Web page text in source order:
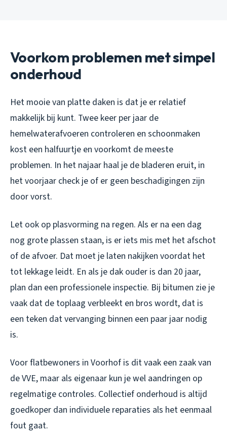
Voorkom problemen met simpel
onderhoud
Het mooie van platte daken is dat je er relatief
makkelijk bij kunt. Twee keer per jaar de
hemelwaterafvoeren controleren en schoonmaken
kost een halfuurtje en voorkomt de meeste
problemen. In het najaar haal je de bladeren eruit, in
het voorjaar check je of er geen beschadigingen zijn
door vorst.
Let ook op plasvorming na regen. Als er na een dag
nog grote plassen staan, is er iets mis met het afschot
of de afvoer. Dat moet je laten nakijken voordat het
tot lekkage leidt. En als je dak ouder is dan 20 jaar,
plan dan een professionele inspectie. Bij bitumen zie je
vaak dat de toplaag verbleekt en bros wordt, dat is
een teken dat vervanging binnen een paar jaar nodig
is.
Voor flatbewoners in Voorhof is dit vaak een zaak van
de VVE, maar als eigenaar kun je wel aandringen op
regelmatige controles. Collectief onderhoud is altijd
goedkoper dan individuele reparaties als het eenmaal
fout gaat.